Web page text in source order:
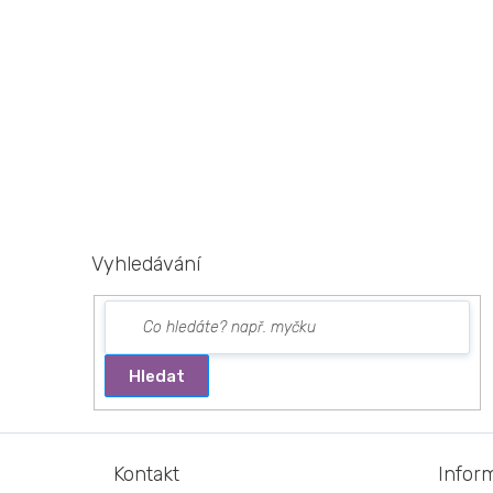
Vyhledávání
Hledat
Kontakt